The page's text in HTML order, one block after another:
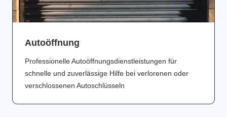
Аutoöffnung
Professionelle Autoöffnungsdienstleistungen für
schnelle und zuverlässige Hilfe bei verlorenen oder
verschlossenen Autoschlüsseln